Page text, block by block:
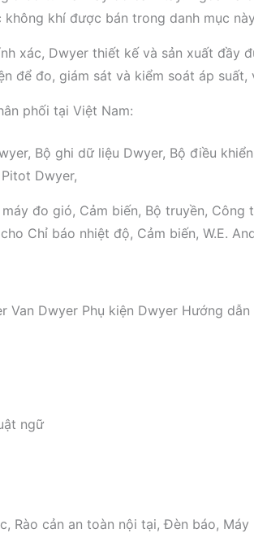
khí được bán trong danh mục
xác, Dwyer thiết kế và sản xuất đầy
để đo, giám sát và kiểm soát áp
phối tại Việt Nam:
Bộ ghi dữ liệu Dwyer, Bộ điều
Dwyer,
đo gió, Cảm biến, Bộ truyền,
Chỉ báo nhiệt độ, Cảm biến, W.E.
Dwyer Phụ kiện Dwyer Hướng
ngữ
Rào cản an toàn nội tại, Đèn báo,